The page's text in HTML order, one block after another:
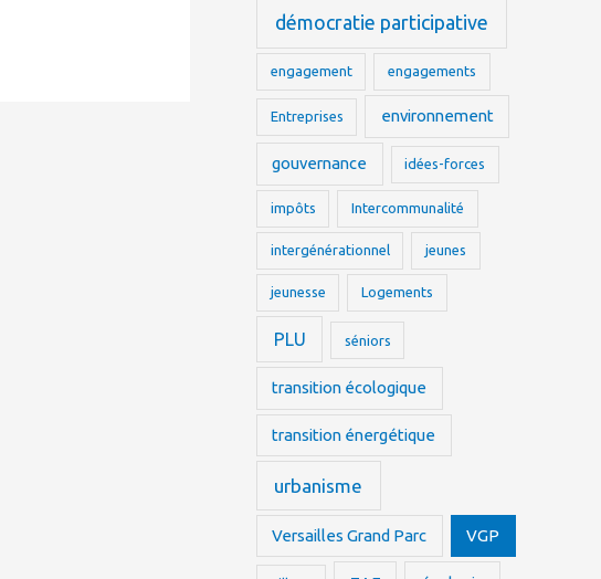
démocratie participative
engagement engagements
Entreprises environnement
gouvernance idées-forces
impôts Intercommunalité
intergénérationnel jeunes
jeunesse Logements
PLU séniors
transition écologique
transition énergétique
urbanisme
Versailles Grand Parc VGP